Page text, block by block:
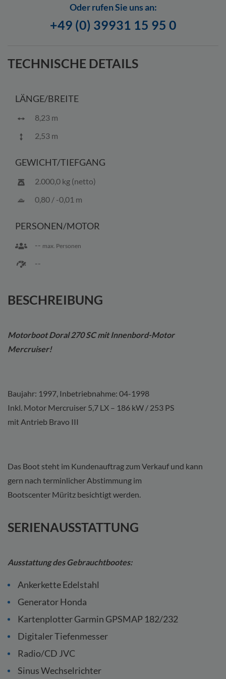
Oder rufen Sie uns an:
+49 (0) 39931 15 95 0
TECHNISCHE DETAILS
LÄNGE/BREITE
8,23 m
2,53 m
GEWICHT/TIEFGANG
2.000,0 kg (netto)
0,80 / -0,01 m
PERSONEN/MOTOR
-- max. Personen
--
BESCHREIBUNG
Motorboot Doral 270 SC mit Innenbord-Motor
Mercruiser!
Baujahr: 1997, Inbetriebnahme: 04-1998
Inkl. Motor Mercruiser 5,7 LX – 186 kW / 253 PS
mit Antrieb Bravo III
Das Boot steht im Kundenauftrag zum Verkauf und kann
gern nach terminlicher Abstimmung im
Bootscenter Müritz besichtigt werden.
SERIENAUSSTATTUNG
Ausstattung des Gebrauchtbootes:
Ankerkette Edelstahl
Generator Honda
Kartenplotter Garmin GPSMAP 182/232
Digitaler Tiefenmesser
Radio/CD JVC
Sinus Wechselrichter
info@bootscenter-mueritz.de widerrufen.